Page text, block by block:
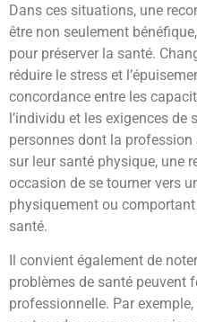
Dans ces situations, une
être non seulement
pour préserver la santé.
réduire le stress et
concordance entre les
l’individu et les exigences de
personnes dont la
sur leur santé physique, une
occasion de se tourner vers
physiquement ou
santé.
Il convient également de
problèmes de santé peuvent
professionnelle. Par